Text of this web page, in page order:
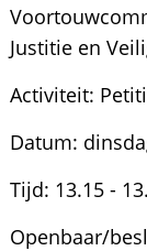
Justitie en
Activiteit:
Datum:
Tijd: 13.15 -
Openbaar/